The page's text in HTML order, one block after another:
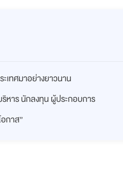
เทศมาอย่างยาวนาน
หาร นักลงทุน ผู้ประกอบการ
กาส”